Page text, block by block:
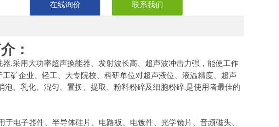
在线询价 联系我们
：
器.采用大功率超声换能器、发射波长高、超声波冲击力强，能使工作
矿企业、轻工、大专院校、科研单位对超声液位、液温精度、超声
、乳化、混匀、置换、提取、粉料粉碎及细胞粉碎.是使用者最佳的
于电子器件、半导体硅片、电路板、电镀件、光学镜片、音频磁头、